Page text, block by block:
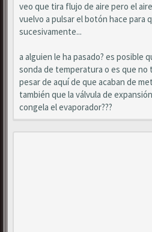
veo que tira flujo de aire pero el
vuelvo a pulsar el botón hace para
sucesivamente...
a alguien le ha pasado? es posible
sonda de temperatura o es que no
pesar de aquí de que acaban de
también que la válvula de
congela el evaporador???